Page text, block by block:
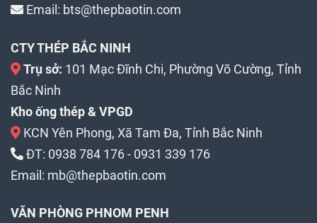
Email: bts@thepbaotin.com
CTY THÉP BẮC NINH
Trụ sở: 101 Mạc Đĩnh Chi, Phường Võ Cường, Tỉnh
Bắc Ninh
Kho ống thép & VPGD
KCN Yên Phong, Xã Tam Đa, Tỉnh Bắc Ninh
ĐT: 0938 784 176- 0931 339 176
Email: mb@thepbaotin.com
VĂN PHÒNG PHNOM PENH